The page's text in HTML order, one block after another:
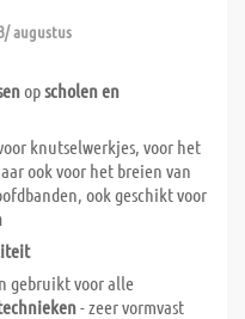
augustus
opscholen en
knutselwerkjes, voor het
ook voor het breien van
ook geschikt voor
gebruikt voor alle
- zeer vormvast